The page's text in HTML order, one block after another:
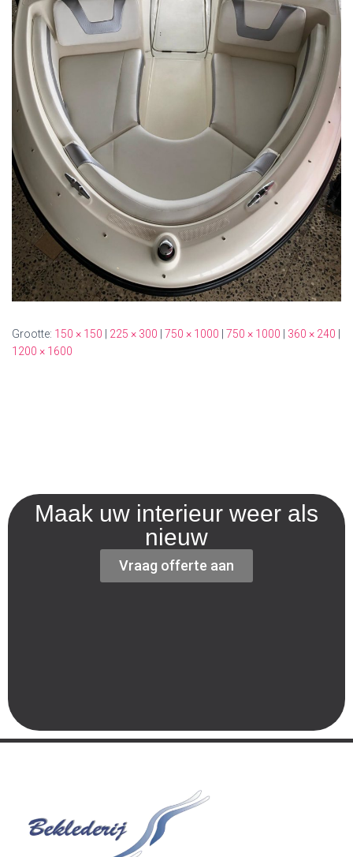
Grootte: 150 × 150 225 × 300 750 × 1000 750 × 1000 360 × 240
1200 × 1600
Maak uw interieur weer als
nieuw
Vraag offerte aan